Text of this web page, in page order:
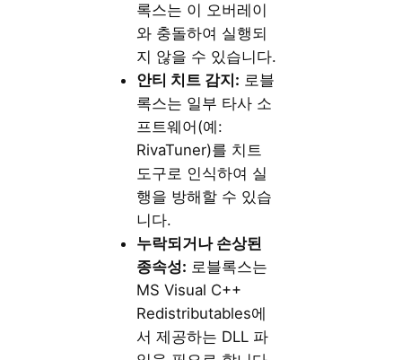
록스는 이 오버레이
와 충돌하여 실행되
지 않을 수 있습니다.
안티 치트 감지: 로블
록스는 일부 타사 소
프트웨어(예:
RivaTuner)를 치트
도구로 인식하여 실
행을 방해할 수 있습
니다.
누락되거나 손상된
종속성: 로블록스는
MS Visual C++
Redistributables에
서 제공하는 DLL 파